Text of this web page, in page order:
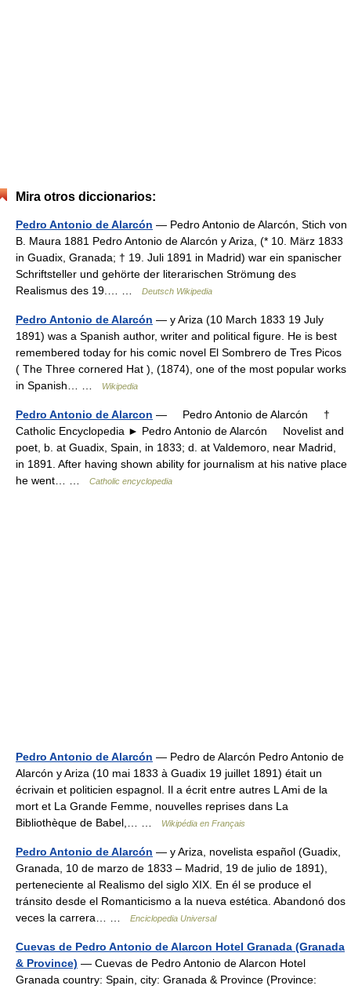
Mira otros diccionarios:
Pedro Antonio de Alarcón — Pedro Antonio de Alarcón, Stich von
B. Maura 1881 Pedro Antonio de Alarcón y Ariza, (* 10. März 1833
in Guadix, Granada; † 19. Juli 1891 in Madrid) war ein spanischer
Schriftsteller und gehörte der literarischen Strömung des
Realismus des 19.… …
Deutsch Wikipedia
Pedro Antonio de Alarcón — y Ariza (10 March 1833 19 July
1891) was a Spanish author, writer and political figure. He is best
remembered today for his comic novel El Sombrero de Tres Picos
( The Three cornered Hat ), (1874), one of the most popular works
in Spanish… …
Wikipedia
Pedro Antonio de Alarcon — Pedro Antonio de Alarcón †
Catholic Encyclopedia ► Pedro Antonio de Alarcón Novelist and
poet, b. at Guadix, Spain, in 1833; d. at Valdemoro, near Madrid,
in 1891. After having shown ability for journalism at his native place
he went… …
Catholic encyclopedia
Pedro Antonio de Alarcón — Pedro de Alarcón Pedro Antonio de
Alarcón y Ariza (10 mai 1833 à Guadix 19 juillet 1891) était un
écrivain et politicien espagnol. Il a écrit entre autres L Ami de la
mort et La Grande Femme, nouvelles reprises dans La
Bibliothèque de Babel,… …
Wikipédia en Français
Pedro Antonio de Alarcón — y Ariza, novelista español (Guadix,
Granada, 10 de marzo de 1833 – Madrid, 19 de julio de 1891),
perteneciente al Realismo del siglo XIX. En él se produce el
tránsito desde el Romanticismo a la nueva estética. Abandonó dos
veces la carrera… …
Enciclopedia Universal
Cuevas de Pedro Antonio de Alarcon Hotel Granada (Granada
& Province) — Cuevas de Pedro Antonio de Alarcon Hotel
Granada country: Spain, city: Granada & Province (Province: